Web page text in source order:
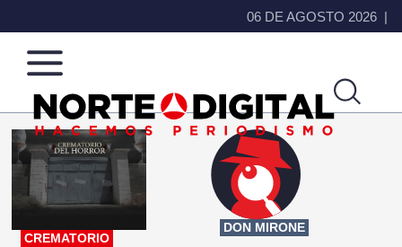
06 DE AGOSTO 2026
Norte
de
Ciudad
Más
que
noticias,
hacemos periodismo
CREMATORIO
DON MIRONE